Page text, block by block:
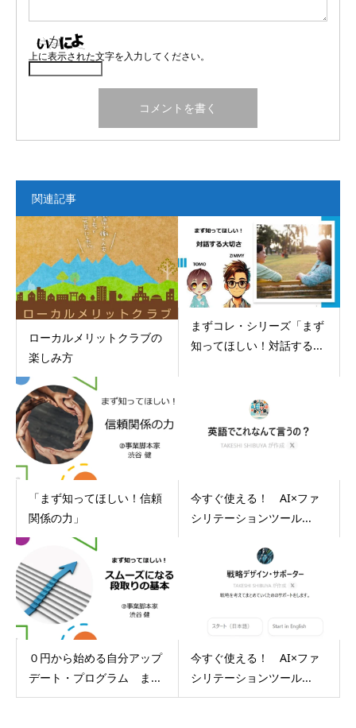
上に表示された文字を入力してください。
関連記事
ローカルメリットクラブの
楽しみ方
まずコレ・シリーズ「まず
知ってほしい！対話する...
「まず知ってほしい！信頼
関係の力」
今すぐ使える！ AI×ファ
シリテーションツール...
０円から始める自分アップ
デート・プログラム ま...
今すぐ使える！ AI×ファ
シリテーションツール...